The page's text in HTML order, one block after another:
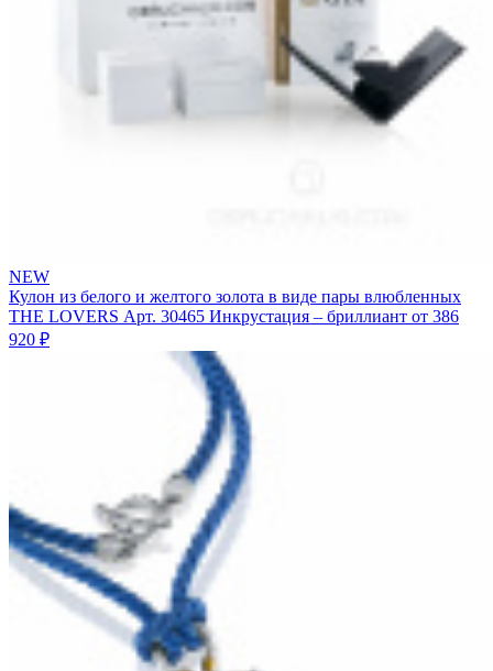
NEW
Кулон из белого и желтого золота в виде пары влюбленных
THE LOVERS Арт. 30465 Инкрустация – бриллиант от 386
920 ₽